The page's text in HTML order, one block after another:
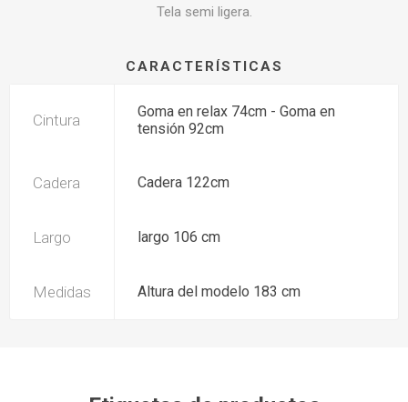
Tela semi ligera.
CARACTERÍSTICAS
Cintura
Goma en relax 74cm - Goma en
tensión 92cm
Cadera Cadera 122cm
Largo largo 106 cm
Medidas Altura del modelo 183 cm